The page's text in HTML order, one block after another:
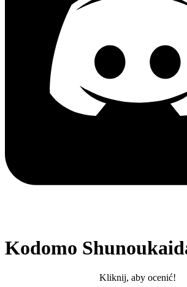
Kodomo
Kliknij, aby ocenić!